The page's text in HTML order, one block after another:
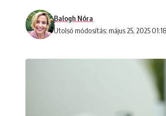
Utolsó módosítás: május 25, 2025 01:18
Balogh Nóra